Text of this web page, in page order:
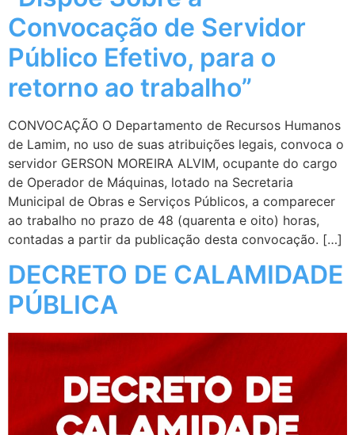
Convocação de Servidor
Público Efetivo, para o
retorno ao trabalho”
CONVOCAÇÃO O Departamento de Recursos Humanos
de Lamim, no uso de suas atribuições legais, convoca o
servidor GERSON MOREIRA ALVIM, ocupante do cargo
de Operador de Máquinas, lotado na Secretaria
Municipal de Obras e Serviços Públicos, a comparecer
ao trabalho no prazo de 48 (quarenta e oito) horas,
contadas a partir da publicação desta convocação. […]
DECRETO DE CALAMIDADE
PÚBLICA